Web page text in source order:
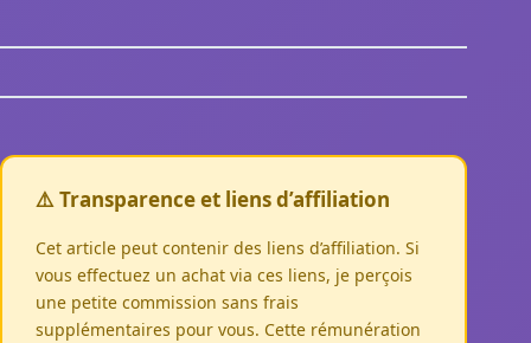
⚠️ Transparence et liens d’affiliation
Cet article peut contenir des liens d’affiliation. Si
vous effectuez un achat via ces liens, je perçois
une petite commission sans frais
supplémentaires pour vous. Cette rémunération